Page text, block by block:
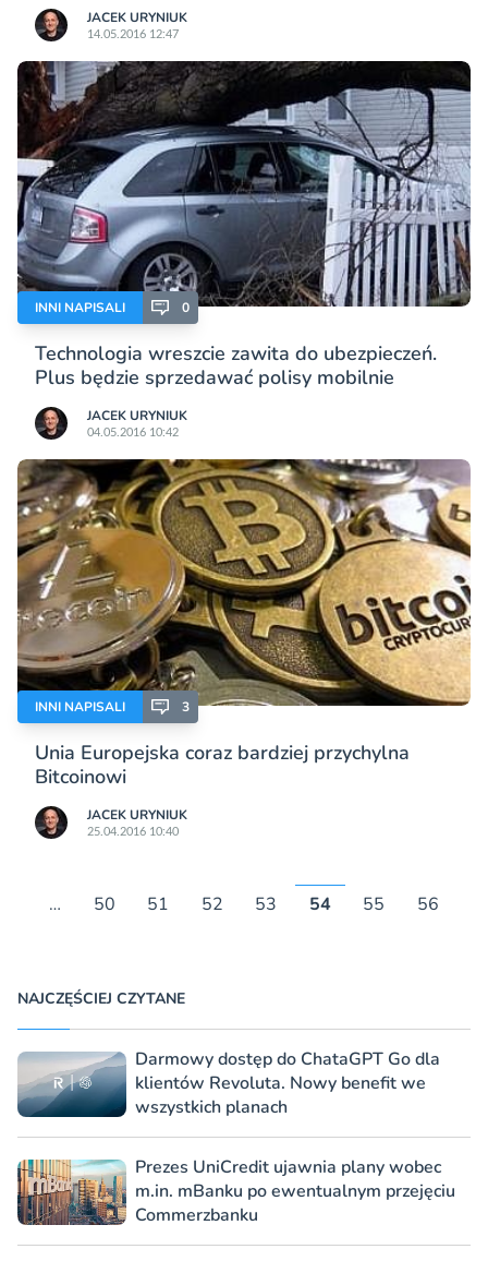
JACEK URYNIUK
14.05.2016 12:47
INNI NAPISALI 0
Technologia wreszcie zawita do ubezpieczeń.
Plus będzie sprzedawać polisy mobilnie
JACEK URYNIUK
04.05.2016 10:42
INNI NAPISALI 3
Unia Europejska coraz bardziej przychylna
Bitcoinowi
JACEK URYNIUK
25.04.2016 10:40
… 50 51 52 53 54 55 56
NAJCZĘŚCIEJ CZYTANE
Darmowy dostęp do ChataGPT Go dla
klientów Revoluta. Nowy benefit we
wszystkich planach
Prezes UniCredit ujawnia plany wobec
m.in. mBanku po ewentualnym przejęciu
Commerzbanku